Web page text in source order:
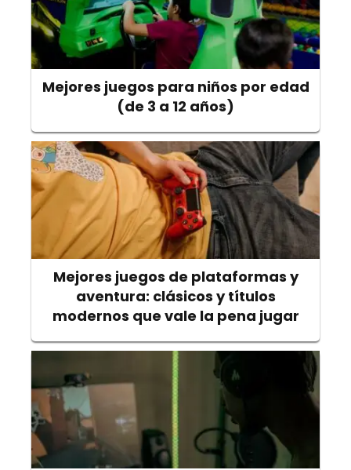
Mejores juegos para niños por edad
(de 3 a 12 años)
Mejores juegos de plataformas y
aventura: clásicos y títulos
modernos que vale la pena jugar